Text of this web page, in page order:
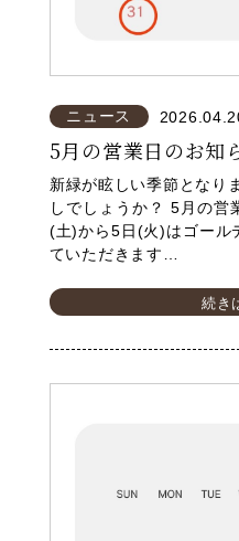
ニュース
5月の営業日のお知
新緑が眩しい季節となり
しでしょうか？ 5月の営
(土)から5日(火)はゴール
ていただきます…
続き